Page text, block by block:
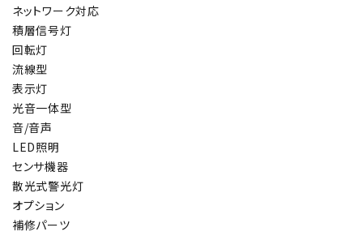
ネットワーク対応
積層信号灯
回転灯
流線型
表示灯
光音一体型
音/音声
LED照明
センサ機器
散光式警光灯
オプション
補修パーツ